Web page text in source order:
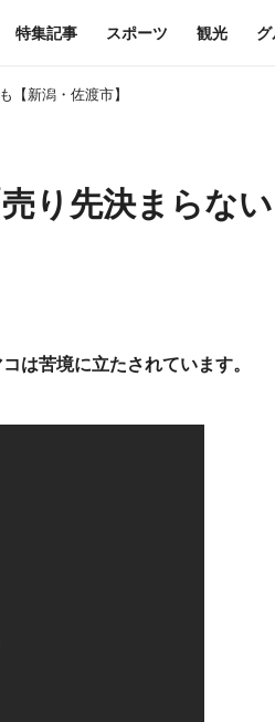
特集記事 スポーツ 観光 グ
【新潟・佐渡市】
り先決まらな
は苦境に立たされています。